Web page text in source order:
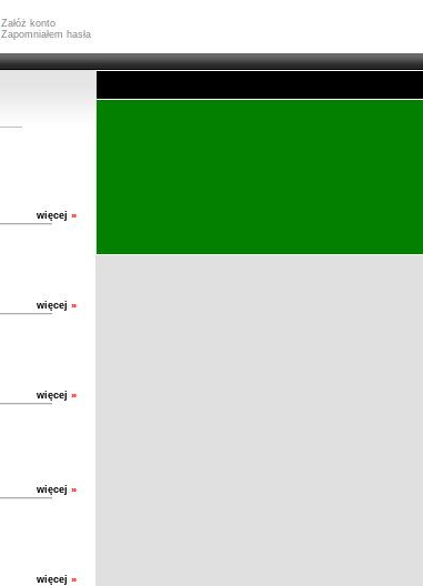
Załóż konto
Zapomniałem hasła
więcej »
więcej »
więcej »
więcej »
więcej »